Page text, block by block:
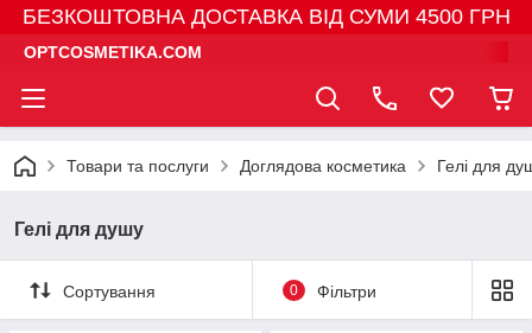
БЕЗКОШТОВНА ДОСТАВКА ВІД СУМИ 4500 ГРН
OPTCOSMETIKA.COM
Товари та послуги Доглядова косметика Гелі для
Гелі для душу
Сортування 0 Фільтри